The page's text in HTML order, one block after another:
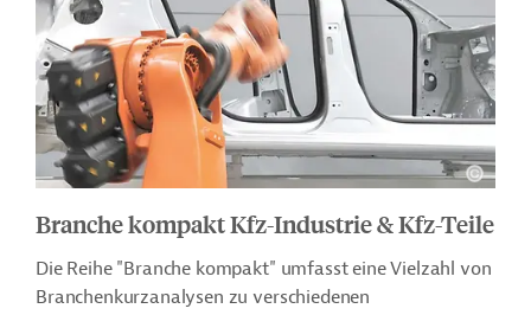
Branche kompakt Kfz-Industrie & Kfz-Teile
Die Reihe "Branche kompakt" umfasst eine Vielzahl von
Branchenkurzanalysen zu verschiedenen